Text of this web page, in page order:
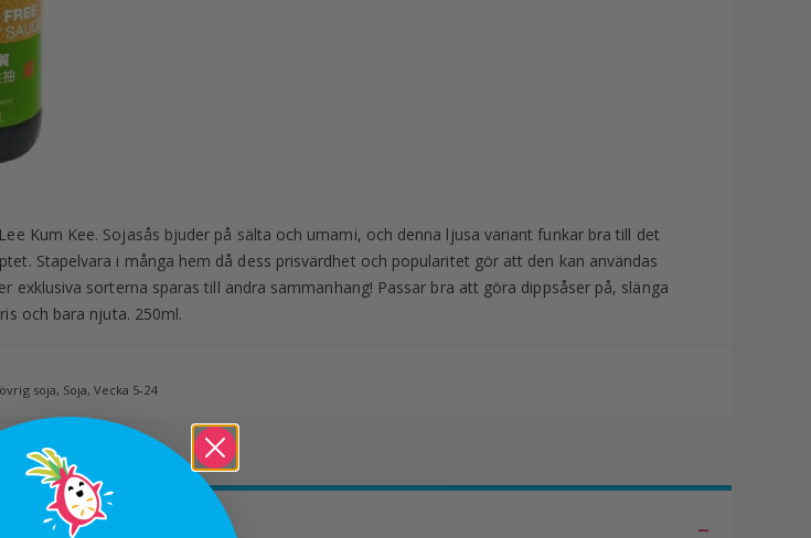
Kum Kee. Sojasås bjuder på sälta och umami, och denna ljusa variant funkar bra till det
Stapelvara i många hem då dess prisvärdhet och popularitet gör att den kan användas
exklusiva sorterna sparas till andra sammanhang! Passar bra att göra dippsåser på, slänga
och bara njuta. 250ml.
soja, Soja,Vecka 5-24